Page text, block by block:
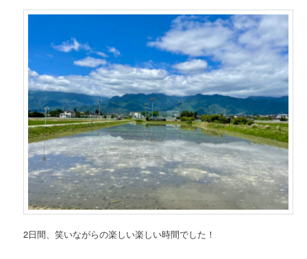
2日間、笑いながらの楽しい楽しい時間でした！